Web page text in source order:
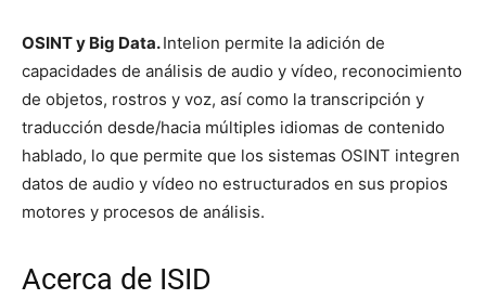
OSINT y Big Data.Intelion permite la adición de
capacidades de análisis de audio y vídeo, reconocimiento
de objetos, rostros y voz, así como la transcripción y
traducción desde/hacia múltiples idiomas de contenido
hablado, lo que permite que los sistemas OSINT integren
datos de audio y vídeo no estructurados en sus propios
motores y procesos de análisis.
Acerca de ISID